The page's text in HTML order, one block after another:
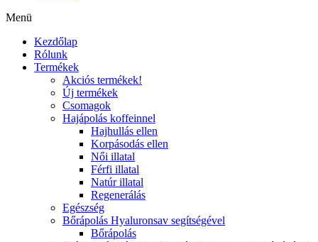
Menü
Kezdőlap
Rólunk
Termékek
Akciós termékek!
Új termékek
Csomagok
Hajápolás koffeinnel
Hajhullás ellen
Korpásodás ellen
Női illatal
Férfi illatal
Natúr illatal
Regenerálás
Egészség
Bőrápolás Hyaluronsav segítségével
Bőrápolás